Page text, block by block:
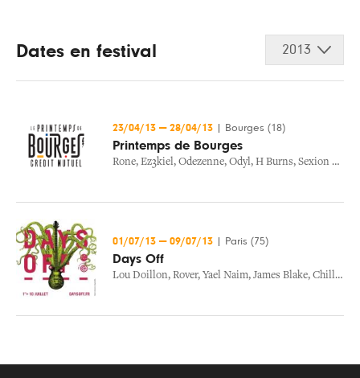
Dates en festival 2013
23/04/13 — 28/04/13 Bourges (18)
Printemps de Bourges
Rone, Ez3kiel, Odezenne, Odyl, H Burns, Sexion D'assaut
01/07/13 — 09/07/13 Paris (75)
Days Off
Lou Doillon, Rover, Yael Naim, James Blake, Chilly Gonzales